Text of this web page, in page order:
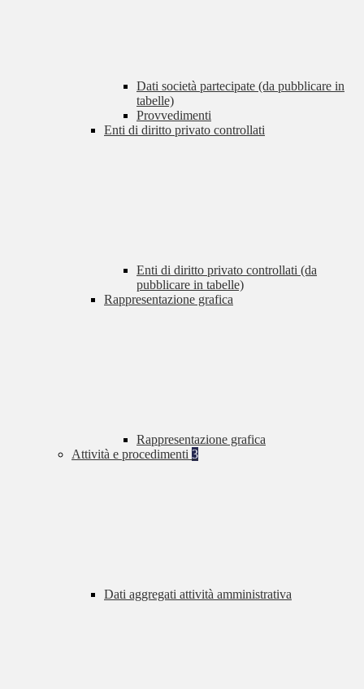
Dati società partecipate (da pubblicare in
tabelle)
Provvedimenti
Enti di diritto privato controllati
Enti di diritto privato controllati (da
pubblicare in tabelle)
Rappresentazione grafica
Rappresentazione grafica
Attività e procedimenti 3
Dati aggregati attività amministrativa